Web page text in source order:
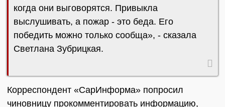
когда они выговорятся. Привыкла
выслушивать, а пожар - это беда. Его
победить можно только сообща», - сказала
Светлана Зубрицкая.
Корреспондент «СарИнформа» попросил
чиновницу прокомментировать информацию,